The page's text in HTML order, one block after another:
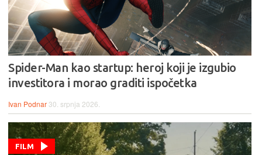
Spider-Man kao startup: heroj koji je izgubio
investitora i morao graditi ispočetka
Ivan Podnar 30. srpnja 2026.
FILM